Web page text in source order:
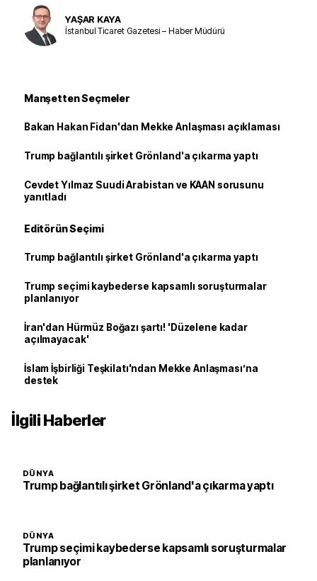
YAŞAR KAYA
İstanbul Ticaret Gazetesi – Haber Müdürü
Manşetten Seçmeler
Bakan Hakan Fidan'dan Mekke Anlaşması açıklaması
Trump bağlantılı şirket Grönland'a çıkarma yaptı
Cevdet Yılmaz Suudi Arabistan ve KAAN sorusunu
yanıtladı
Editörün Seçimi
Trump bağlantılı şirket Grönland'a çıkarma yaptı
Trump seçimi kaybederse kapsamlı soruşturmalar
planlanıyor
İran'dan Hürmüz Boğazı şartı! 'Düzelene kadar
açılmayacak'
İslam İşbirliği Teşkilatı'ndan Mekke Anlaşması’na
destek
İlgili Haberler
DÜNYA
Trump bağlantılı şirket Grönland'a çıkarma yaptı
DÜNYA
Trump seçimi kaybederse kapsamlı soruşturmalar
planlanıyor